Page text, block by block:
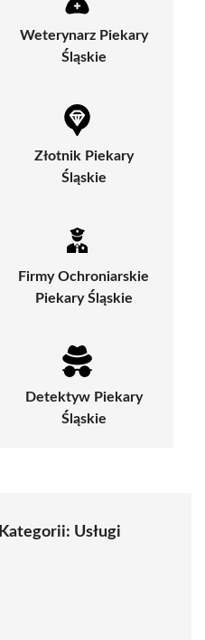
Weterynarz Piekary
Śląskie
Złotnik Piekary
Śląskie
Firmy Ochroniarskie
Piekary Śląskie
Detektyw Piekary
Śląskie
Usługi